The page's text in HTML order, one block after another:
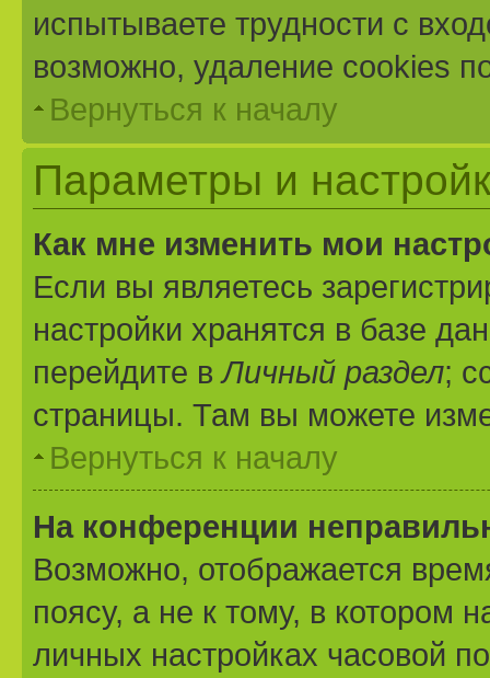
испытываете трудности с
возможно, удаление cookies
Вернуться к началу
Параметры и
Как мне изменить мои
Если вы являетесь
настройки хранятся в базе
перейдите вЛичный раздел;
страницы. Там вы можете
Вернуться к началу
На конференции
Возможно, отображается
поясу, а не к тому, в котором
личных настройках часовой